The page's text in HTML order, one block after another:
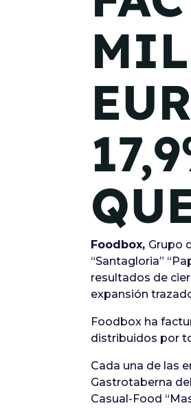
Foodbox, Grupo
“Santagloria”
resultados de
expansión
Foodbox ha
distribuidos por
Cada una de las
Gastrotaberna
Casual-Food